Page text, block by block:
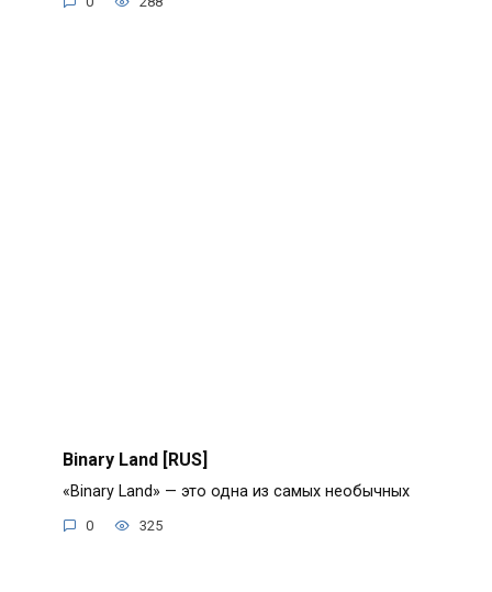
Binary Land [RUS]
«Binary Land» — это одна из самых необычных
0 325